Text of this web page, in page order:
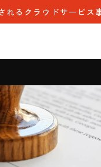
れるクラウドサービス
方
とは
の種類と概要
ン